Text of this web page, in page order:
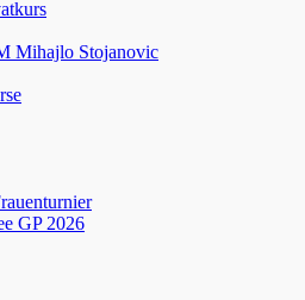
Mihajlo Stojanovic
GP 2026